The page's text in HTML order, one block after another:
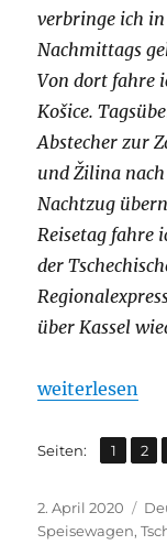
verbringe ich
Nachmittags
Von dort fahre
Košice.
Abstecher zur
und Žilina
Nachtzug
Reisetag fahre
der
über Kassel
„Go East! Auf
weiterlesen
Seiten: Seite
1 ,
2
Veröffentlicht
am
2. April 2020
Speisewagen,